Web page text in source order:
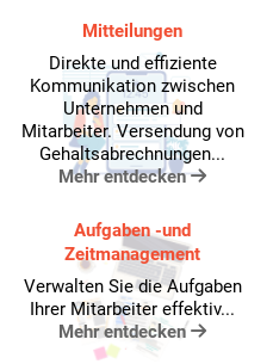
Mitteilungen
Direkte und effiziente
Kommunikation zwischen
Unternehmen und
Mitarbeiter. Versendung von
Gehaltsabrechnungen...
Mehr entdecken
Aufgaben -und
Zeitmanagement
Verwalten Sie die Aufgaben
Ihrer Mitarbeiter effektiv...
Mehr entdecken